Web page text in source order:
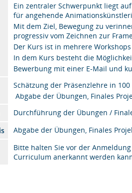
Ein zentraler Schwerpunkt liegt
für angehende
Mit dem Ziel, Bewegung zu
progressiv vom Zeichnen zur
Der Kurs ist in mehrere
In dem Kurs besteht die
Bewerbung mit einer E-Mail und
Schätzung der Präsenzlehre in 100
Abgabe der Übungen, Finales
Durchführung der Übungen /
Abgabe der Übungen, Finales
Bitte halten Sie vor der
Curriculum anerkannt werden